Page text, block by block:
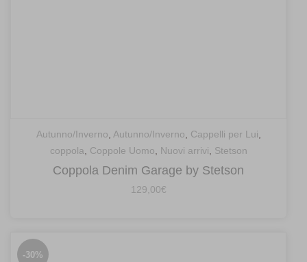
Autunno/Inverno, Autunno/Inverno, Cappelli per Lui,
coppola, Coppole Uomo, Nuovi arrivi, Stetson
Coppola Denim Garage by Stetson
129,00€
-30%